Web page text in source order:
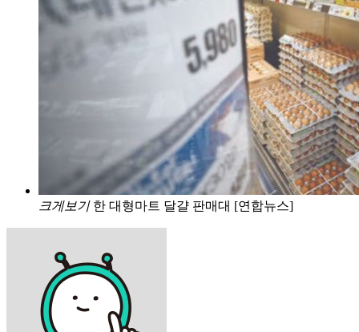
크게보기 한 대형마트 달걀 판매대 [연합뉴스]